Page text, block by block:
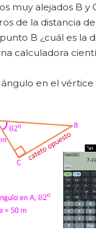
muy alejados B
de la distancia
B ¿cuál es la
calculadora
en el vértice